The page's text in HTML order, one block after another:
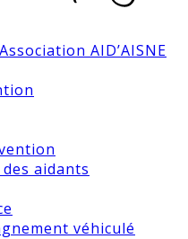
AID’AISNE
aidants
véhiculé